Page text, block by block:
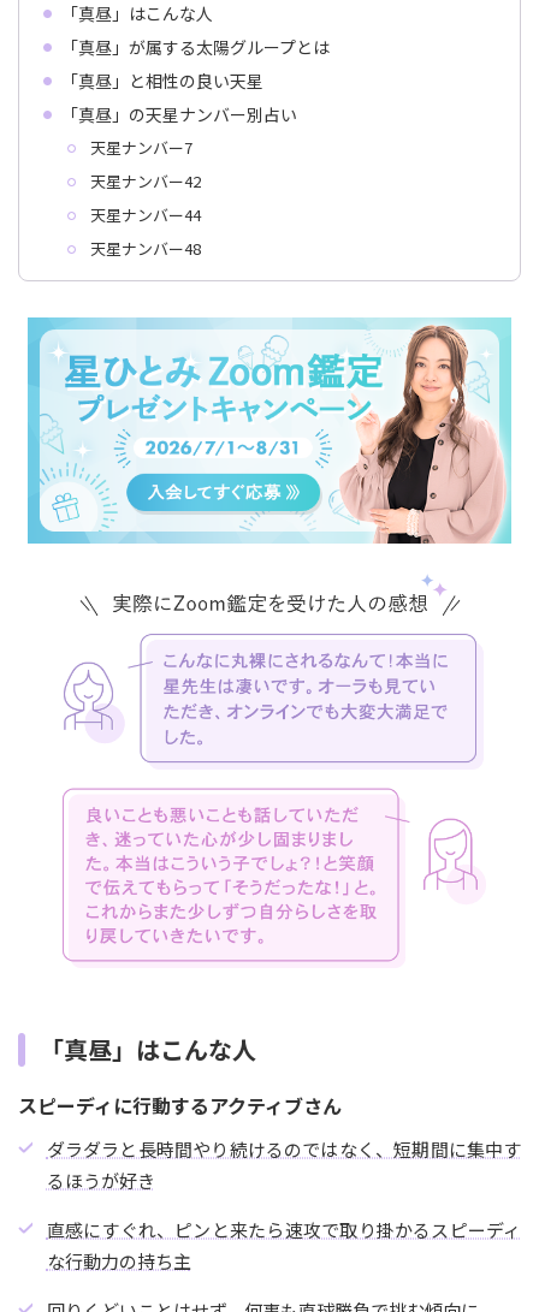
「真昼」はこんな人
「真昼」が属する太陽グループとは
「真昼」と相性の良い天星
「真昼」の天星ナンバー別占い
天星ナンバー7
天星ナンバー42
天星ナンバー44
天星ナンバー48
「真昼」はこんな人
スピーディに行動するアクティブさん
ダラダラと長時間やり続けるのではなく、短期間に集中す
るほうが好き
直感にすぐれ、ピンと来たら速攻で取り掛かるスピーディ
な行動力の持ち主